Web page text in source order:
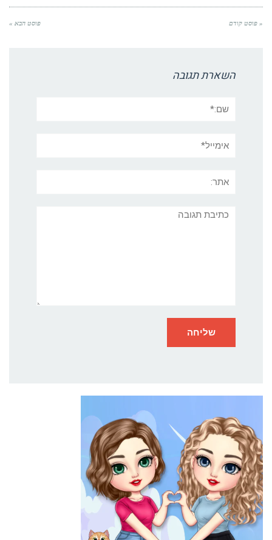
« פוסט קודם פוסט הבא »
השארת תגובה
תגובה